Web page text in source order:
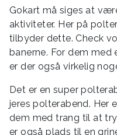
Gokart må siges at
aktiviteter. Her på
tilbyder dette. Check
banerne. For dem
er der også virkelig
Det er en super
jeres polterabend. Her
dem med trang til at
er også plads til en